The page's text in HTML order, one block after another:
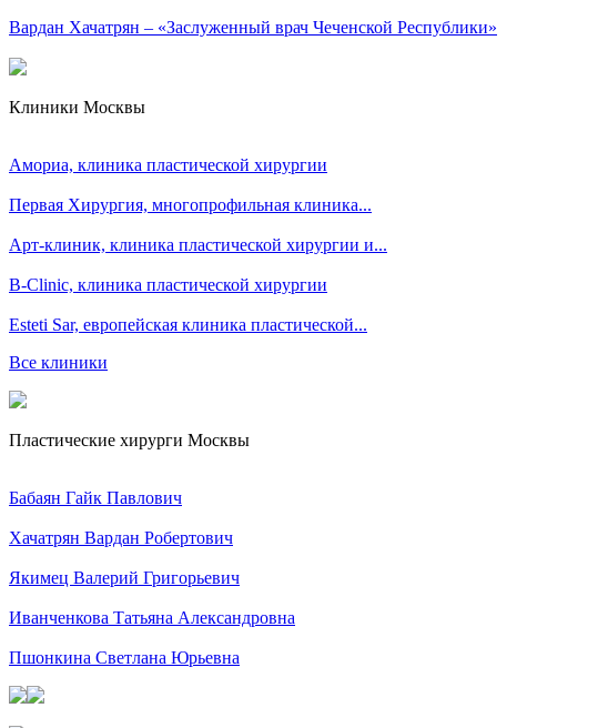
Вардан Хачатрян – «Заслуженный врач Чеченской Республики»
Клиники Москвы
Амориа, клиника пластической хирургии
Первая Хирургия, многопрофильная клиника...
Арт-клиник, клиника пластической хирургии и...
B-Clinic, клиника пластической хирургии
Esteti Sar, eвропейская клиника пластической...
Все клиники
Пластические хирурги Москвы
Бабаян Гайк Павлович
Хачатрян Вардан Робертович
Якимец Валерий Григорьевич
Иванченкова Татьяна Александровна
Пшонкина Светлана Юрьевна